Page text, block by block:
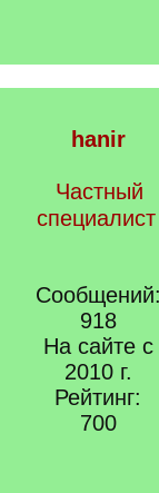
hanir
Частный
специалист
Сообщений:
918
На сайте с
2010 г.
Рейтинг:
700